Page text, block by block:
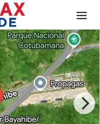
Dominicus - RE/MAX